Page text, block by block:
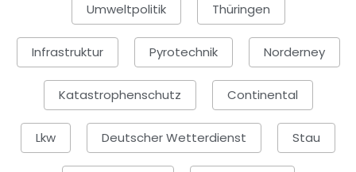
Umweltpolitik Thüringen
Infrastruktur Pyrotechnik Norderney
Katastrophenschutz Continental
Lkw Deutscher Wetterdienst Stau